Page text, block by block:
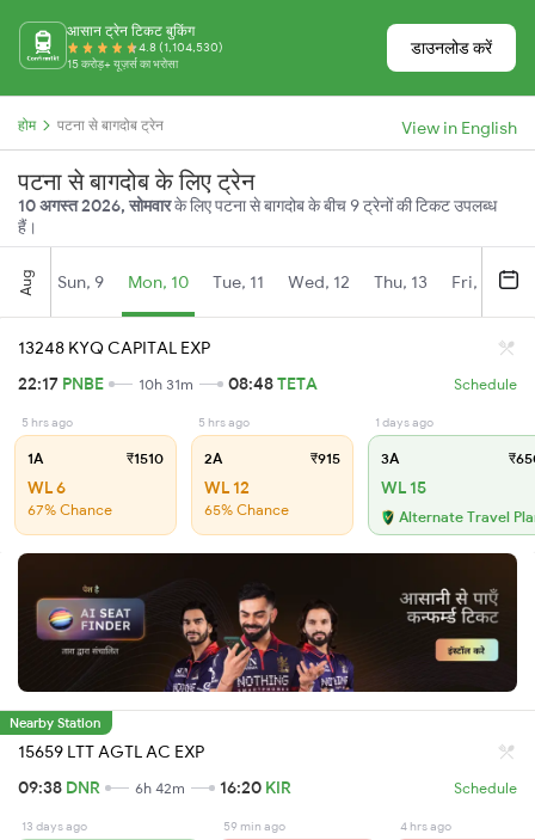
आसान ट्रेन टिकट बुकिंग
4.8 (1,104,530)
15 करोड़+ यूज़र्स का भरोसा
डाउनलोड करें
होम पटना से बागदोब ट्रेन View in English
पटना से बागदोब के लिए ट्रेन
10 अगस्त 2026, सोमवारके लिए पटना से बागदोब के बीच 9 ट्रेनों की टिकट उपलब्ध
हैं।
Aug Sun, 9 Mon, 10 Tue, 11 Wed, 12 Thu, 13 Fri, 14
13248 KYQ CAPITAL EXP
22:17 PNBE 10h 31m 08:48TETA Schedule
5 hrs ago
1A ₹1510
WL 6
67% Chance
5 hrs ago
2A ₹915
WL 12
65% Chance
1 days ago
3A
WL 15
Alternate Travel
Nearby Station
15659 LTT AGTL AC EXP
09:38 DNR 6h 42m 16:20 KIR Schedule
13 days ago 59 min ago 4 hrs ago